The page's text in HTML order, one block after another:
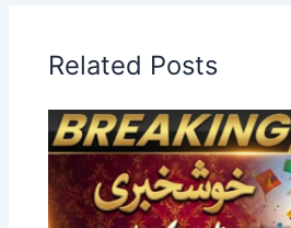
Related Posts